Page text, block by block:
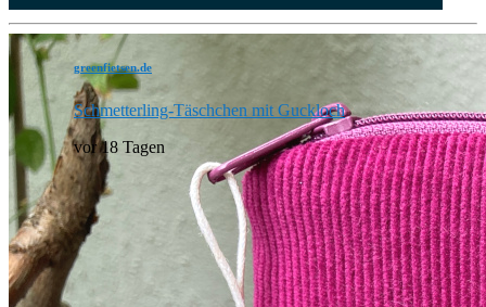
greenfietsen.de
Schmetterling-Täschchen mit Guckloch
vor 18 Tagen